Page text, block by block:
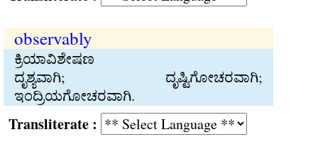
observably
ಕ್ರಿಯಾವಿಶೇಷಣ
ದೃಶ್ಯವಾಗಿ; ದೃಷ್ಟಿಗೋಚರವಾಗಿ;
ಇಂದ್ರಿಯಗೋಚರವಾಗಿ.
: